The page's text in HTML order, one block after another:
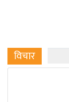
विचार